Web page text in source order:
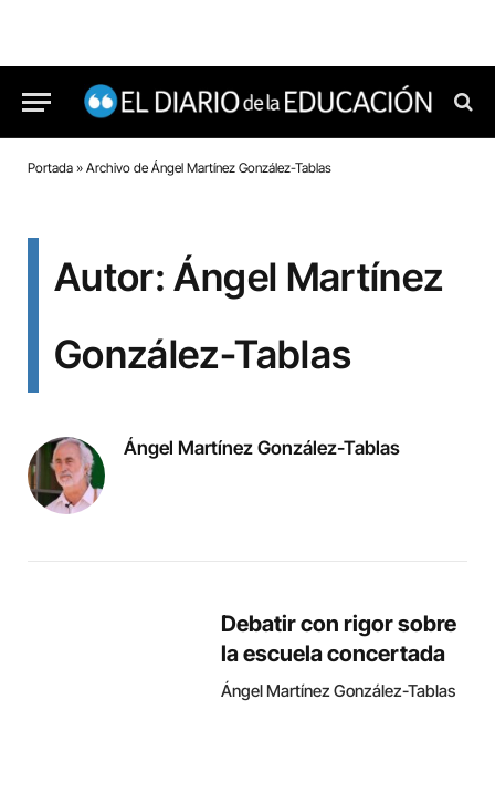
Portada » Archivo de Ángel Martínez González-Tablas
Autor: Ángel Martínez
González-Tablas
Ángel Martínez González-Tablas
Debatir con rigor sobre
la escuela concertada
Ángel Martínez González-Tablas